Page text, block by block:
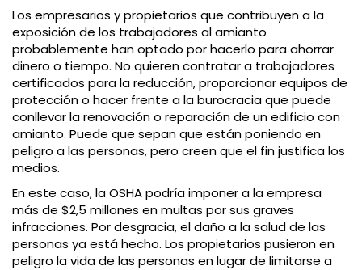
Los empresarios y propietarios que contribuyen a la
exposición de los trabajadores al amianto
probablemente han optado por hacerlo para ahorrar
dinero o tiempo. No quieren contratar a trabajadores
certificados para la reducción, proporcionar equipos de
protección o hacer frente a la burocracia que puede
conllevar la renovación o reparación de un edificio con
amianto. Puede que sepan que están poniendo en
peligro a las personas, pero creen que el fin justifica los
medios.
En este caso, la OSHA podría imponer a la empresa
más de $2,5 millones en multas por sus graves
infracciones. Por desgracia, el daño a la salud de las
personas ya está hecho. Los propietarios pusieron en
peligro la vida de las personas en lugar de limitarse a